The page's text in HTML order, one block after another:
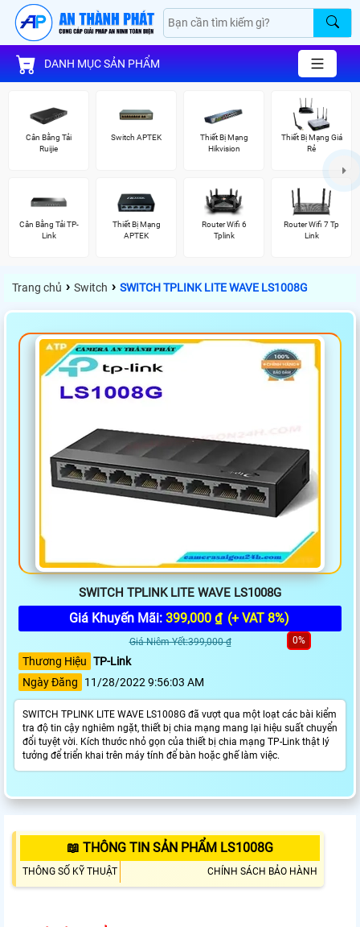
DANH MỤC SẢN PHẨM
Cân Bằng Tải
Ruijie
Switch APTEK
Thiết Bị Mạng
Hikvision
Thiết Bị Mạng Giá
Rẻ
Cân Bằng Tải TP-
Link
Thiết Bị Mạng
APTEK
Router Wifi 6
Tplink
Router Wifi 7 Tp
Link
Trang chủ › Switch › SWITCH TPLINK LITE WAVE LS1008G
SWITCH TPLINK LITE WAVE LS1008G
Giá Khuyến Mãi: 399,000 ₫ (+ VAT 8%)
Giá Niêm Yết:399,000 ₫ 0%
Thương Hiệu TP-Link
Ngày Đăng
11/28/2022 9:56:03 AM
SWITCH TPLINK LITE WAVE LS1008G đã vượt qua một loạt các bài kiểm
tra độ tin cậy nghiêm ngặt, thiết bị chia mạng mang lại hiệu suất chuyển
đổi tuyệt vời. Kích thước nhỏ gọn của thiết bị chia mạng TP-Link thật lý
tưởng để triển khai trên máy tính để bàn hoặc ghế làm việc.
📖 THÔNG TIN SẢN PHẨM LS1008G
THÔNG SỐ KỸ THUẬT CHÍNH SÁCH BẢO HÀNH